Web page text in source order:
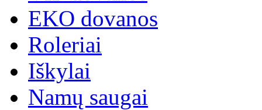
EKO dovanos
Roleriai
Iškylai
Namų saugai